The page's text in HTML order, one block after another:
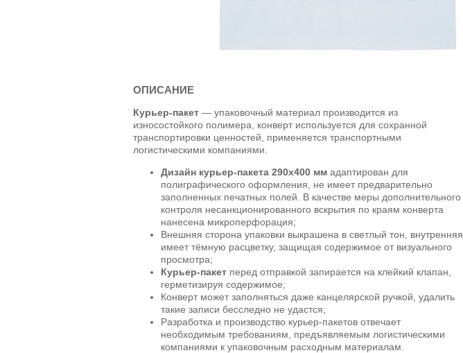
ОПИСАНИЕ
Курьер-пакет — упаковочный материал производится из
износостойкого полимера, конверт используется для сохранной
транспортировки ценностей, применяется транспортными
логистическими компаниями.
Дизайн курьер-пакета 290х400 мм адаптирован для
полиграфического оформления, не имеет предварительно
заполненных печатных полей. В качестве меры дополнительного
контроля несанкционированного вскрытия по краям конверта
нанесена микроперфорация;
Внешняя сторона упаковки выкрашена в светлый тон, внутренняя
имеет тёмную расцветку, защищая содержимое от визуального
просмотра;
Курьер-пакет перед отправкой запирается на клейкий клапан,
герметизируя содержимое;
Конверт может заполняться даже канцелярской ручкой, удалить
такие записи бесследно не удастся;
Разработка и производство курьер-пакетов отвечает
необходимым требованиям, предъявляемым логистическими
компаниями к упаковочным расходным материалам.